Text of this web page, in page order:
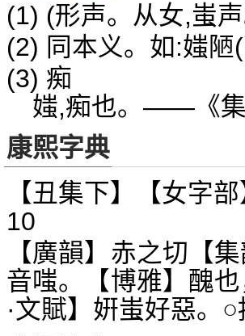
(1) (形声。从女,蚩
(2) 同本义。如:媸
(3) 痴
媸,痴也。——《集
康熙字典
【丑集下】【女字
10
【廣韻】赤之切【
音嗤。【博雅】醜
·文賦】姸蚩好惡。